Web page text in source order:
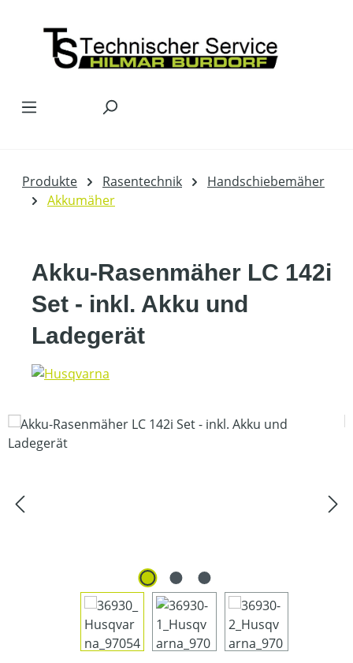
Produkte Rasentechnik
Handschiebemäher
Akkumäher
Akku-Rasenmäher LC 142i
Set - inkl. Akku und
Ladegerät
Bildergalerie überspringen